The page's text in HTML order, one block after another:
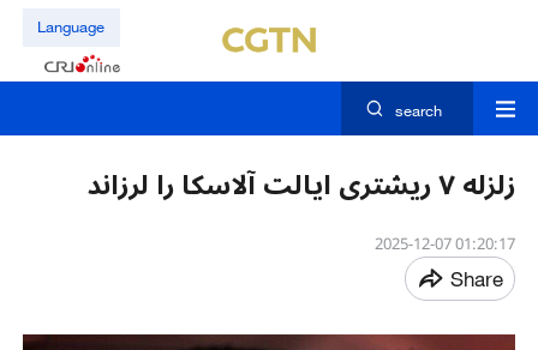
Language
search
زلزله ۷ ریشتری ایالت آلاسکا را لرزاند
01:20:17 2025-12-07
Share